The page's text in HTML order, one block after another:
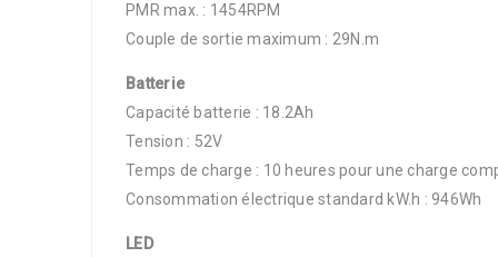
PMR max. : 1454RPM
Couple de sortie maximum : 29N.m
Batterie
Capacité batterie : 18.2Ah
Tension : 52V
Temps de charge : 10 heures pour une charge
Consommation électrique standard kW.h : 946Wh
LED